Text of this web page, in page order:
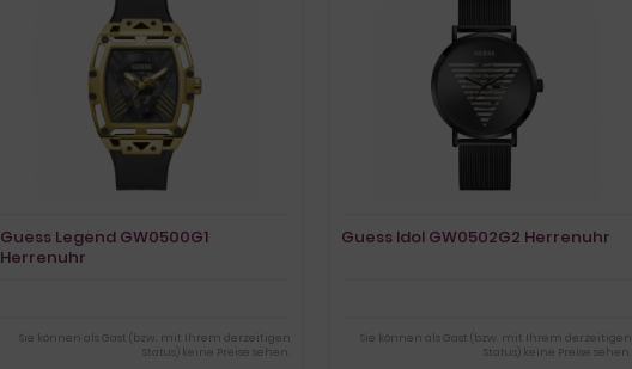
Guess Legend GW0500G1
Herrenuhr
Sie können als Gast (bzw. mit Ihrem derzeitigen
Status) keine Preise sehen.
Guess Idol GW0502G2 Herrenuhr
Sie können als Gast (bzw. mit Ihrem derzeitigen
Status) keine Preise sehen.